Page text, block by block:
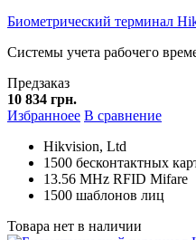
Биометрический терминал
Системы учета рабочего
Предзаказ
10 834 грн.
Избранноее В сравнение
Hikvision, Ltd
1500 бесконтактных
13.56 MHz RFID Mifare
1500 шаблонов лиц
Товара нет в наличии